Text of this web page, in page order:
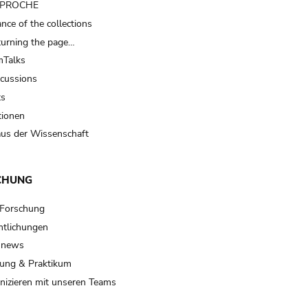
of the collections
the page…
der Wissenschaft
& Praktikum
mit unseren Teams